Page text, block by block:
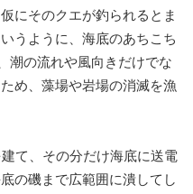
にそのクエが釣られるとま
うように、海底のあちこち
潮の流れや風向きだけでな
め、藻場や岩場の消滅を漁
て、その分だけ海底に送電
の磯まで広範囲に潰してし